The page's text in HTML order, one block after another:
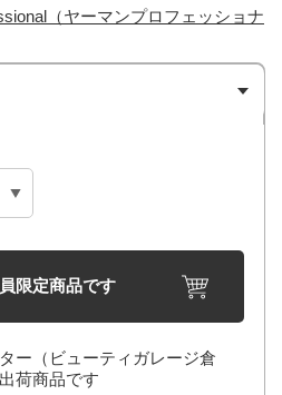
（ヤーマンプロフェッショナ
限定商品です
ー（ビューティガレージ倉
荷商品です